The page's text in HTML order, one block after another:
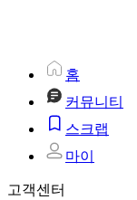
홈
커뮤니티
스크랩
마이
고객센터